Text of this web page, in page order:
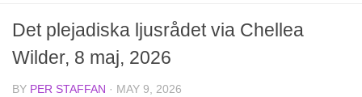
Det plejadiska ljusrådet via Chellea
Wilder, 8 maj, 2026
BY PER STAFFAN · MAY 9, 2026